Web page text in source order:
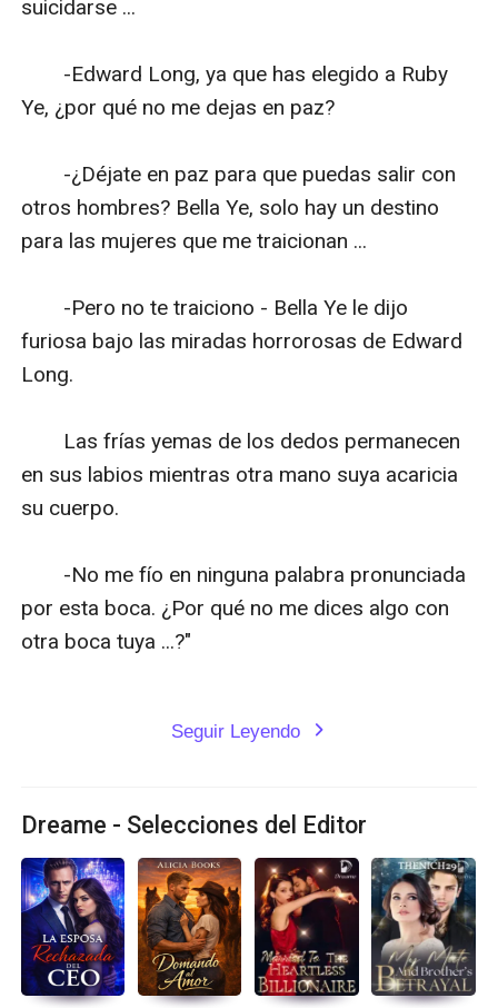
suicidarse ...
-Edward Long, ya que has elegido a Ruby
Ye, ¿por qué no me dejas en paz?
-¿Déjate en paz para que puedas salir con
otros hombres? Bella Ye, solo hay un destino
para las mujeres que me traicionan ...
-Pero no te traiciono - Bella Ye le dijo
furiosa bajo las miradas horrorosas de Edward
Long.
Las frías yemas de los dedos permanecen
en sus labios mientras otra mano suya acaricia
su cuerpo.
-No me fío en ninguna palabra pronunciada
por esta boca. ¿Por qué no me dices algo con
otra boca tuya ...?"
Seguir Leyendo expand_more
Dreame - Selecciones del Editor